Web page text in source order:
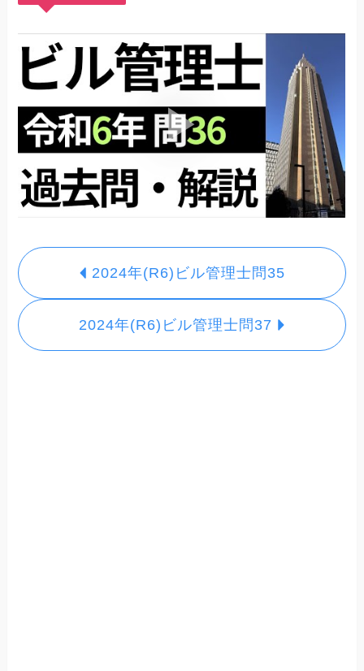
2024年(R6)ビル管理士問35
2024年(R6)ビル管理士問37